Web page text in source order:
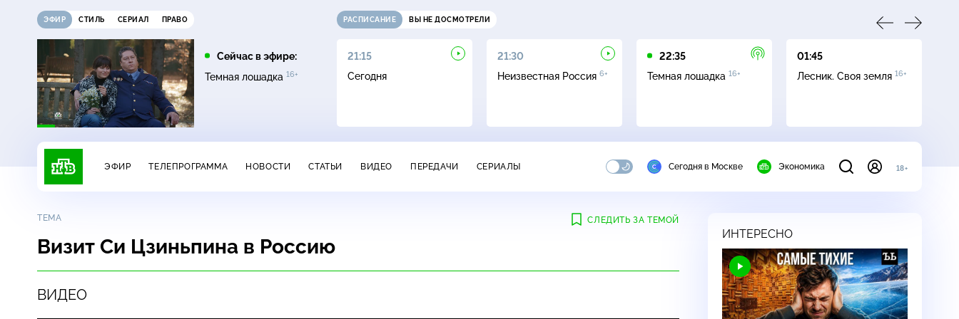
ЭФИР СТИЛЬ СЕРИАЛ ПРАВО
Сейчас в эфире:
Темная лошадка 16+
РАСПИСАНИЕ ВЫ НЕ ДОСМОТРЕЛИ
16:00
Сегодня
17:00
Невский. Чужой среди
21:15
Сегодня
21:30
Неизвестная Россия 6+
22:35
Темная лошадка 16+
01:45
Лесник. Своя земля 16+
ЭФИР ТЕЛЕПРОГРАММА НОВОСТИ СТАТЬИ ВИДЕО ПЕРЕДАЧИ СЕРИАЛЫ Сегодня в Москве Экономика 18+
СЛЕДИТЬ ЗА ТЕМОЙ
ТЕМА
Визит Си Цзиньпина в Россию
ВИДЕО
ИНТЕРЕСНО